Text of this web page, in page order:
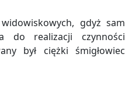
gdyż sam
do realizacji czynności
był ciężki śmigłowiec